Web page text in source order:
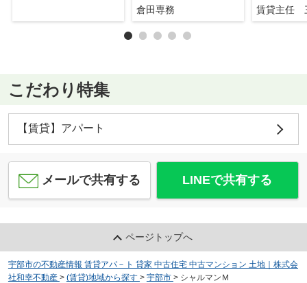
倉田専務 賃貸主任
こだわり特集
【賃貸】アパート
メールで共有する LINEで共有する
ページトップへ
宇部市の不動産情報 賃貸アパ－ト 貸家 中古住宅 中古マンション 土地｜株式会
社和幸不動産 > (賃貸)地域から探す > 宇部市 > シャルマンＭ